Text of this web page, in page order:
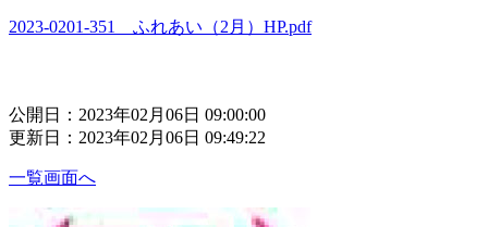
2023-0201-351 ふれあい（2月）HP.pdf
公開日：2023年02月06日 09:00:00
更新日：2023年02月06日 09:49:22
一覧画面へ